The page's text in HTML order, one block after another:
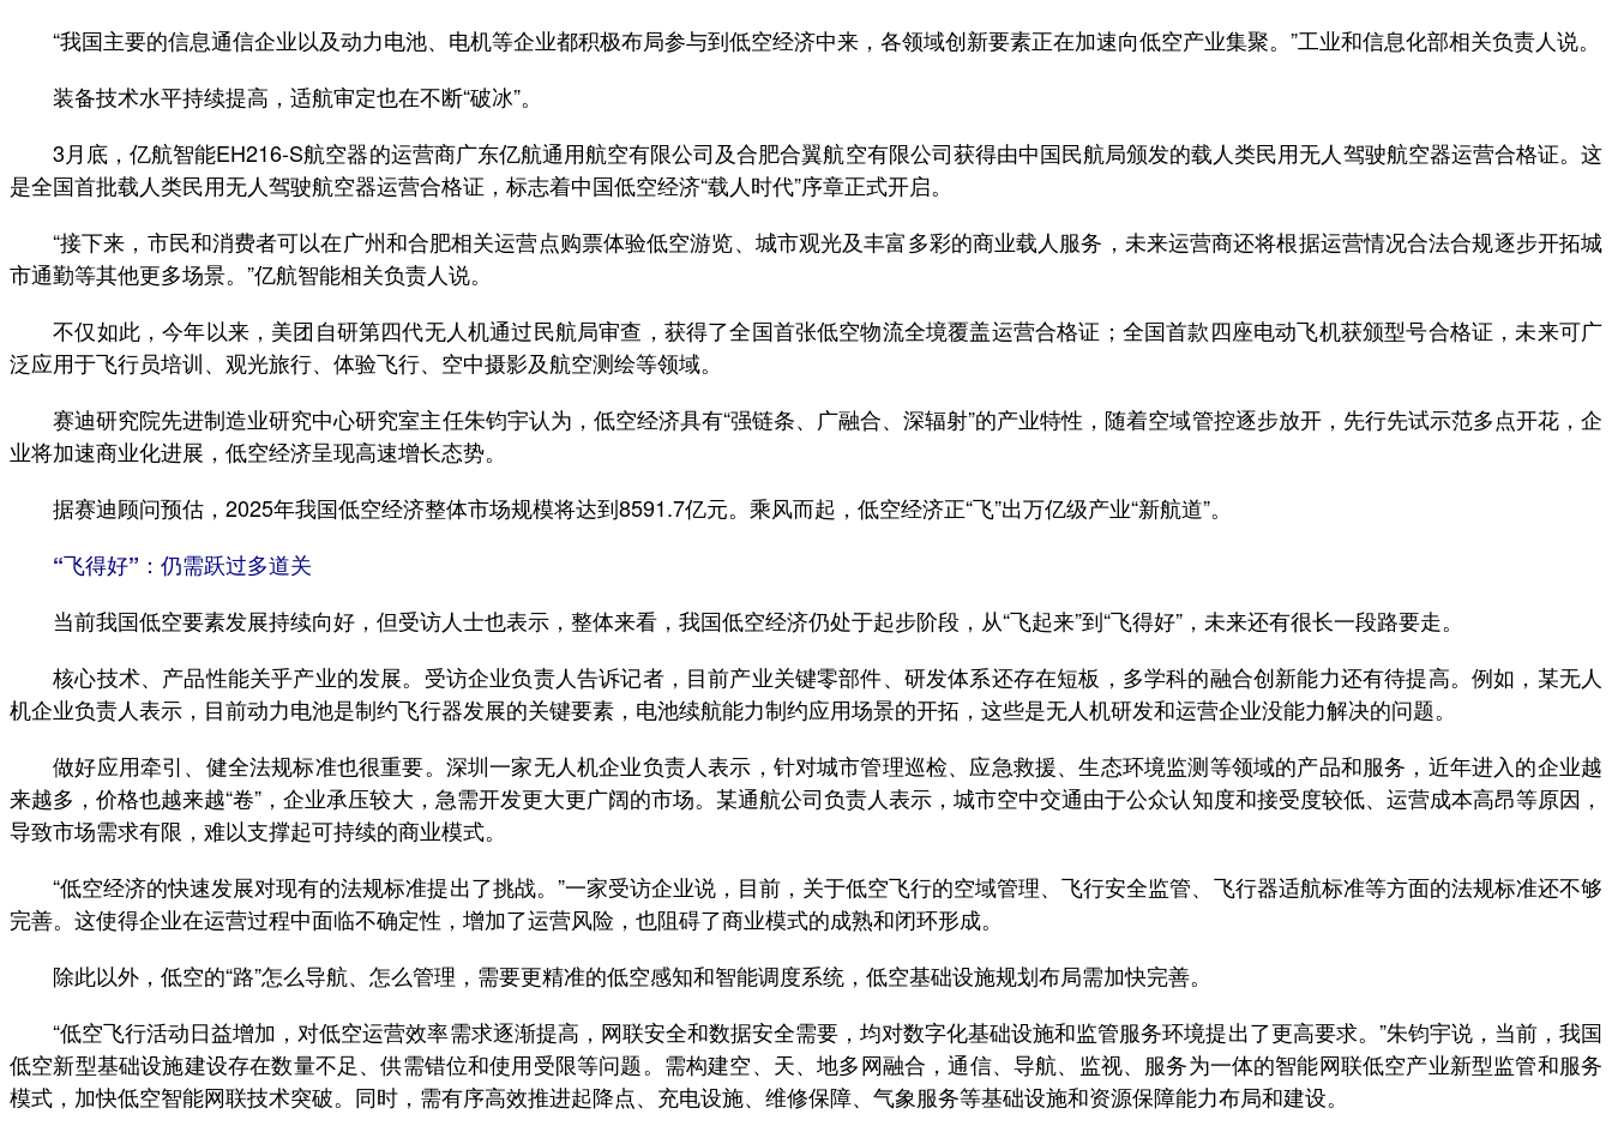
“我国主要的信息通信企业以及动力电池、电机等企业都积极布局参与到低空经济中来，各领域创新要素正在加速向低空产业集聚。”工业和信息化部相关负责人说。
装备技术水平持续提高，适航审定也在不断“破冰”。
3月底，亿航智能EH216-S航空器的运营商广东亿航通用航空有限公司及合肥合翼航空有限公司获得由中国民航局颁发的载人类民用无人驾驶航空器运营合格证。这
是全国首批载人类民用无人驾驶航空器运营合格证，标志着中国低空经济“载人时代”序章正式开启。
“接下来，市民和消费者可以在广州和合肥相关运营点购票体验低空游览、城市观光及丰富多彩的商业载人服务，未来运营商还将根据运营情况合法合规逐步开拓城
市通勤等其他更多场景。”亿航智能相关负责人说。
不仅如此，今年以来，美团自研第四代无人机通过民航局审查，获得了全国首张低空物流全境覆盖运营合格证；全国首款四座电动飞机获颁型号合格证，未来可广
泛应用于飞行员培训、观光旅行、体验飞行、空中摄影及航空测绘等领域。
赛迪研究院先进制造业研究中心研究室主任朱钧宇认为，低空经济具有“强链条、广融合、深辐射”的产业特性，随着空域管控逐步放开，先行先试示范多点开花，企
业将加速商业化进展，低空经济呈现高速增长态势。
据赛迪顾问预估，2025年我国低空经济整体市场规模将达到8591.7亿元。乘风而起，低空经济正“飞”出万亿级产业“新航道”。
“飞得好”：仍需跃过多道关
当前我国低空要素发展持续向好，但受访人士也表示，整体来看，我国低空经济仍处于起步阶段，从“飞起来”到“飞得好”，未来还有很长一段路要走。
核心技术、产品性能关乎产业的发展。受访企业负责人告诉记者，目前产业关键零部件、研发体系还存在短板，多学科的融合创新能力还有待提高。例如，某无人
机企业负责人表示，目前动力电池是制约飞行器发展的关键要素，电池续航能力制约应用场景的开拓，这些是无人机研发和运营企业没能力解决的问题。
做好应用牵引、健全法规标准也很重要。深圳一家无人机企业负责人表示，针对城市管理巡检、应急救援、生态环境监测等领域的产品和服务，近年进入的企业越
来越多，价格也越来越“卷”，企业承压较大，急需开发更大更广阔的市场。某通航公司负责人表示，城市空中交通由于公众认知度和接受度较低、运营成本高昂等原因，
导致市场需求有限，难以支撑起可持续的商业模式。
“低空经济的快速发展对现有的法规标准提出了挑战。”一家受访企业说，目前，关于低空飞行的空域管理、飞行安全监管、飞行器适航标准等方面的法规标准还不够
完善。这使得企业在运营过程中面临不确定性，增加了运营风险，也阻碍了商业模式的成熟和闭环形成。
除此以外，低空的“路”怎么导航、怎么管理，需要更精准的低空感知和智能调度系统，低空基础设施规划布局需加快完善。
“低空飞行活动日益增加，对低空运营效率需求逐渐提高，网联安全和数据安全需要，均对数字化基础设施和监管服务环境提出了更高要求。”朱钧宇说，当前，我国
低空新型基础设施建设存在数量不足、供需错位和使用受限等问题。需构建空、天、地多网融合，通信、导航、监视、服务为一体的智能网联低空产业新型监管和服务
模式，加快低空智能网联技术突破。同时，需有序高效推进起降点、充电设施、维修保障、气象服务等基础设施和资源保障能力布局和建设。